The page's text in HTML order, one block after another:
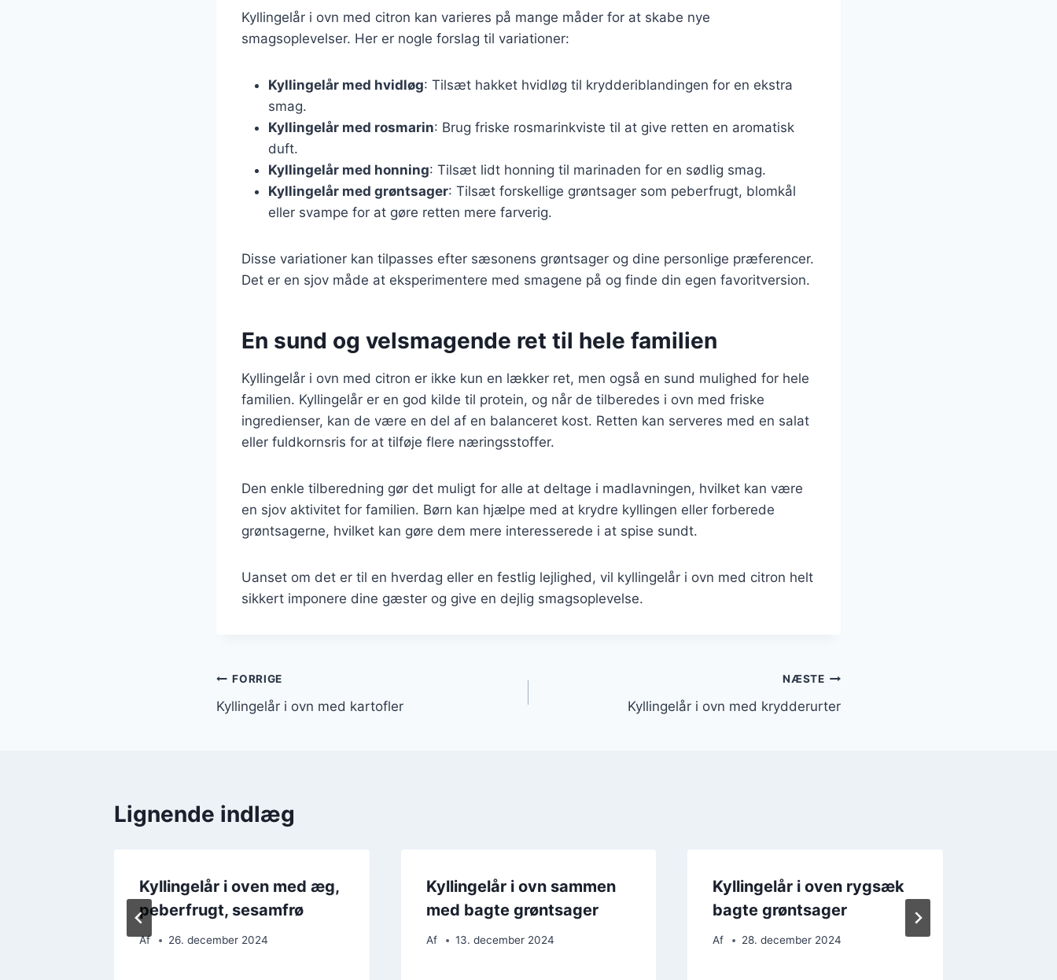
Kyllingelår i ovn med citron kan varieres på mange måder for at skabe nye
smagsoplevelser. Her er nogle forslag til variationer:
Kyllingelår med hvidløg: Tilsæt hakket hvidløg til krydderiblandingen for en ekstra
smag.
Kyllingelår med rosmarin: Brug friske rosmarinkviste til at give retten en aromatisk
duft.
Kyllingelår med honning: Tilsæt lidt honning til marinaden for en sødlig smag.
Kyllingelår med grøntsager: Tilsæt forskellige grøntsager som peberfrugt, blomkål
eller svampe for at gøre retten mere farverig.
Disse variationer kan tilpasses efter sæsonens grøntsager og dine personlige præferencer.
Det er en sjov måde at eksperimentere med smagene på og finde din egen favoritversion.
En sund og velsmagende ret til hele familien
Kyllingelår i ovn med citron er ikke kun en lækker ret, men også en sund mulighed for hele
familien. Kyllingelår er en god kilde til protein, og når de tilberedes i ovn med friske
ingredienser, kan de være en del af en balanceret kost. Retten kan serveres med en salat
eller fuldkornsris for at tilføje flere næringsstoffer.
Den enkle tilberedning gør det muligt for alle at deltage i madlavningen, hvilket kan være
en sjov aktivitet for familien. Børn kan hjælpe med at krydre kyllingen eller forberede
grøntsagerne, hvilket kan gøre dem mere interesserede i at spise sundt.
Uanset om det er til en hverdag eller en festlig lejlighed, vil kyllingelår i ovn med citron helt
sikkert imponere dine gæster og give en dejlig smagsoplevelse.
Indlægsnavigation
FORRIGE
Kyllingelår i ovn med kartofler
NÆSTE
Kyllingelår i ovn med krydderurter
Lignende indlæg
Kyllingelår i oven med æg,
peberfrugt, sesamfrø
Af 26. december 2024
Kyllingelår i ovn sammen
med bagte grøntsager
Af 13. december 2024
Kyllingelår i oven rygsæk
bagte grøntsager
Af 28. december 2024